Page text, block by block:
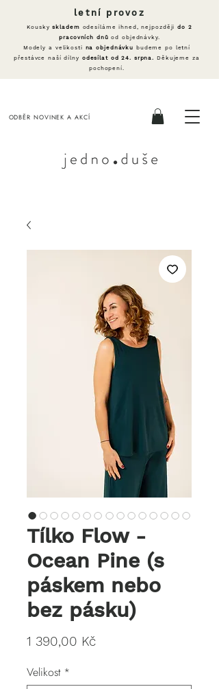
ODBĚR NOVINEK A AKCÍ
letní provoz
Kouskyskladem odesíláme ihned, nejpozdějido 2
pracovních dnů od objednávky.
Modely a velikosti na objednávku
budeme po letní
přestávce naší dílny odesílat od 24. srpna. Děkujeme za
pochopení.
Tílko Flow -
Ocean Pine (s
páskem nebo
bez pásku)
1 390,00 KčCena
Velikost *